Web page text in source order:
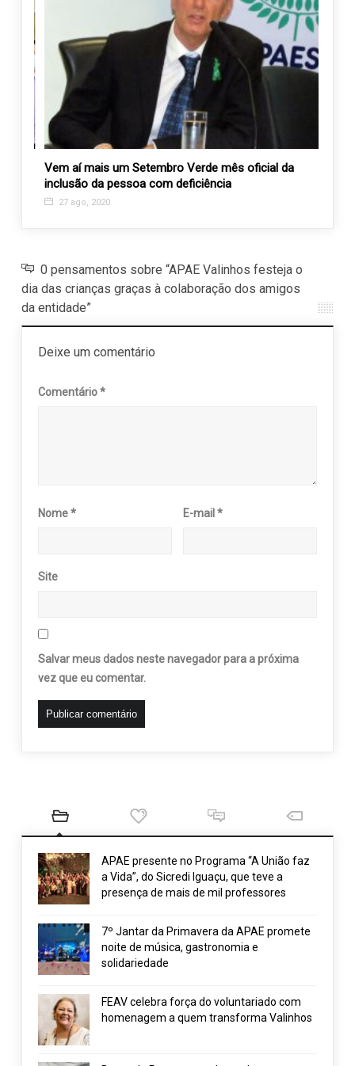
Vem aí mais um Setembro Verde mês oficial da
inclusão da pessoa com deficiência
27 ago, 2020
0 pensamentos sobre “APAE Valinhos festeja o
dia das crianças graças à colaboração dos amigos
da entidade”
Deixe um comentário
Comentário*
Nome* E-mail*
Site
Salvar meus dados neste navegador para a próxima
vez que eu comentar.
APAE presente no Programa “A União faz
a Vida”, do Sicredi Iguaçu, que teve a
presença de mais de mil professores
7º Jantar da Primavera da APAE promete
noite de música, gastronomia e
solidariedade
FEAV celebra força do voluntariado com
homenagem a quem transforma Valinhos